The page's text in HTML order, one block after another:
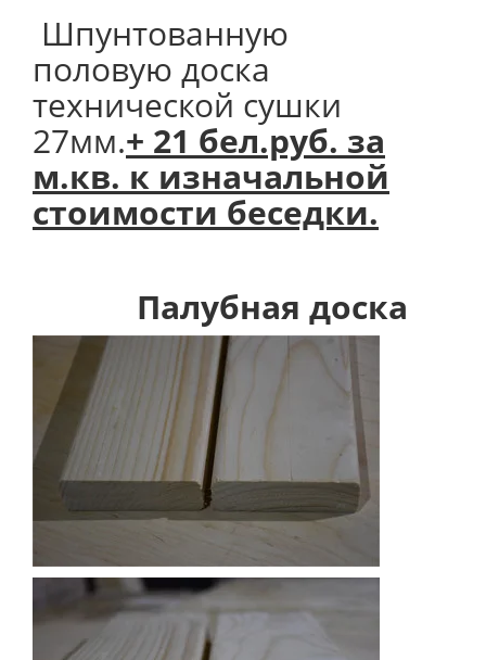
Шпунтованную
половую доска
технической сушки
27мм.+ 21 бел.руб. за
м.кв. к изначальной
стоимости беседки.
Палубная доска